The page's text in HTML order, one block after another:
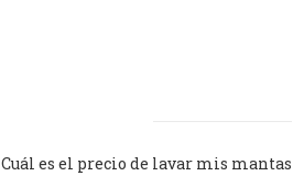
Cuál es el precio de lavar mis mantas